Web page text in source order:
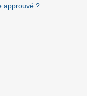
approuvé ?